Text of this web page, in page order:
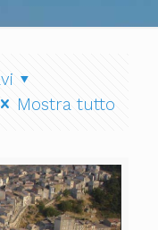
Mostra tutto